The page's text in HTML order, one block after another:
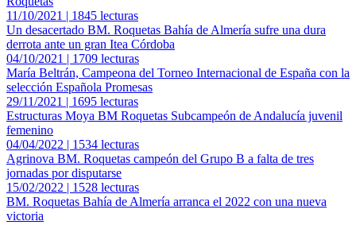
11/10/2021 | 1845 lecturas
Un desacertado BM. Roquetas Bahía de Almería sufre una dura
derrota ante un gran Itea Córdoba
04/10/2021 | 1709 lecturas
María Beltrán, Campeona del Torneo Internacional de España con la
selección Española Promesas
29/11/2021 | 1695 lecturas
Estructuras Moya BM Roquetas Subcampeón de Andalucía juvenil
femenino
04/04/2022 | 1534 lecturas
Agrinova BM. Roquetas campeón del Grupo B a falta de tres
jornadas por disputarse
15/02/2022 | 1528 lecturas
BM. Roquetas Bahía de Almería arranca el 2022 con una nueva
victoria